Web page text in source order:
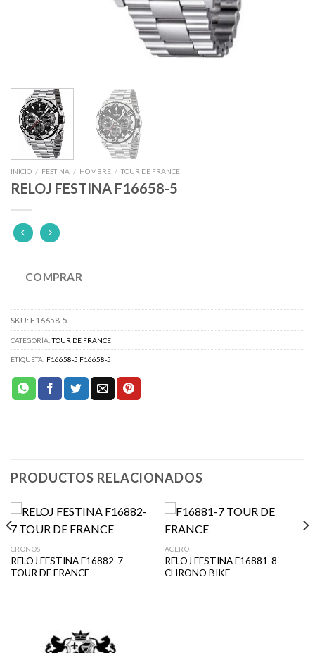
INICIO / FESTINA / HOMBRE / TOUR DE FRANCE
RELOJ FESTINA F16658-5
COMPRAR
SKU: F16658-5
CATEGORÍA:TOUR DE FRANCE
ETIQUETA: F16658-5 F16658-5
PRODUCTOS RELACIONADOS
CRONOS
RELOJ FESTINA F16882-7
TOUR DE FRANCE
ACERO
RELOJ FESTINA F16881-8
CHRONO BIKE